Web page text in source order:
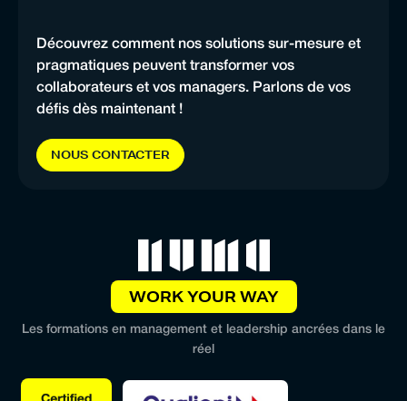
Découvrez comment nos solutions sur-mesure et
pragmatiques peuvent transformer vos
collaborateurs et vos managers. Parlons de vos
défis dès maintenant !
NOUS CONTACTER
WORK YOUR WAY
Les formations en management et leadership ancrées dans le
réel